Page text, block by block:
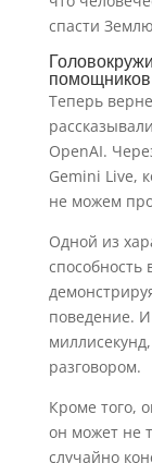
спасти
помощников
Теперь
OpenAI.
Gemini Live,
не можем
Одной из
способность
поведение. И
разговором.
Кроме того,
он может не
случайно